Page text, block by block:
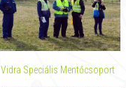
Vidra Speciális Mentőcsoport